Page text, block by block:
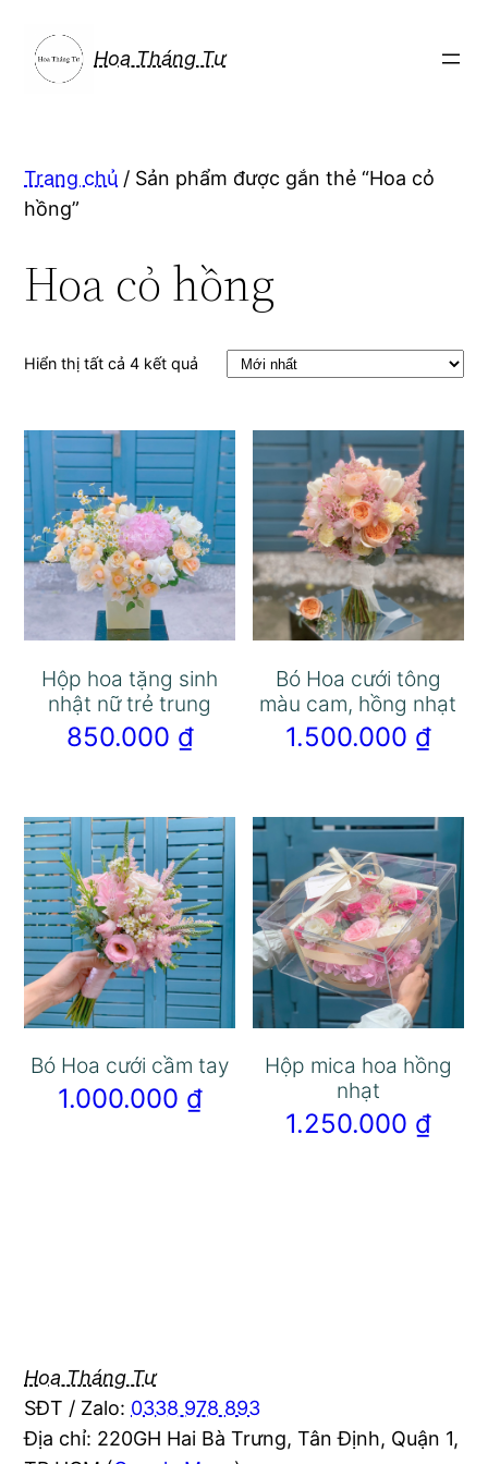
phần
Hoa Tháng Tư
Trang chủ / Sản phẩm được gắn thẻ “Hoa cỏ
hồng”
Hoa cỏ hồng
Hiển thị tất cả 4 kết quả
Hộp hoa tặng sinh
nhật nữ trẻ trung
850.000 ₫
Bó Hoa cưới tông
màu cam, hồng nhạt
1.500.000 ₫
Bó Hoa cưới cầm tay
1.000.000 ₫
Hộp mica hoa hồng
nhạt
1.250.000 ₫
Hoa Tháng Tư
SĐT / Zalo: 0338 978 893
Địa chỉ: 220GH Hai Bà Trưng, Tân Định, Quận 1,